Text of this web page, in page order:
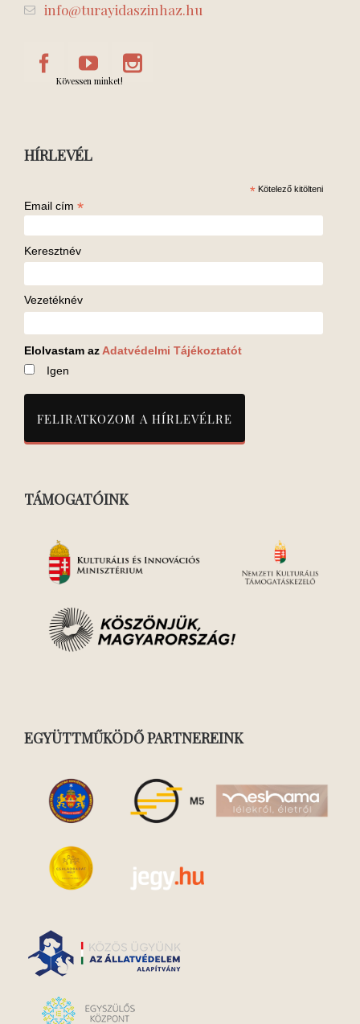
info@turayidaszinhaz.hu
Kövessen minket!
HÍRLEVÉL
* Kötelező kitölteni
Email cím *
Keresztnév
Vezetéknév
Elolvastam az Adatvédelmi Tájékoztatót
Igen
TÁMOGATÓINK
EGYÜTTMŰKÖDŐ PARTNEREINK